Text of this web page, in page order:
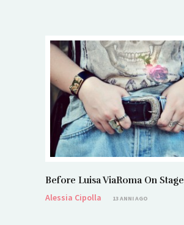
Before Luisa ViaRoma On Stage
Alessia Cipolla
13 ANNI AGO